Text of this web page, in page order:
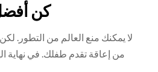
كن
لا يمكنك منع العالم من التطور. لكن
من إعاقة تقدم طفلك. في نهاية